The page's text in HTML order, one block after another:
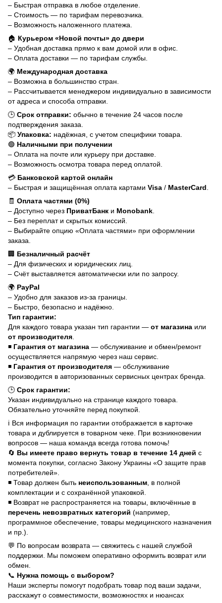
– Быстрая отправка в любое отделение.
– Стоимость — по тарифам перевозчика.
– Возможность наложенного платежа.
🏠 Курьером «Новой почты» до двери
– Удобная доставка прямо к вам домой или в офис.
– Оплата доставки — по тарифам службы.
🌍 Международная доставка
– Возможна в большинство стран.
– Рассчитывается менеджером индивидуально в зависимости
от адреса и способа отправки.
🕒 Срок отправки: обычно в течение 24 часов после
подтверждения заказа.
📦 Упаковка: надёжная, с учетом специфики товара.
🟢 Наличными при получении
– Оплата на почте или курьеру при доставке.
– Возможность осмотра товара перед оплатой.
💳 Банковской картой онлайн
– Быстрая и защищённая оплата картами Visa / MasterCard
🧾 Оплата частями (0%)
– Доступно через ПриватБанк и Monobank
– Без переплат и скрытых комиссий.
– Выбирайте опцию «Оплата частями» при оформлении
заказа.
🏢 Безналичный расчёт
– Для физических и юридических лиц.
– Счёт выставляется автоматически или по запросу.
🌍 PayPal
– Удобно для заказов из-за границы.
– Быстро, безопасно и надёжно.
Тип гарантии:
Для каждого товара указан тип гарантии — от магазина или
от производителя
◾ Гарантия от магазина — обслуживание и обмен/ремонт
осуществляется напрямую через наш сервис.
◾ Гарантия от производителя — обслуживание
производится в авторизованных сервисных центрах бренда.
🕒 Срок гарантии:
Указан индивидуально на странице каждого товара.
Обязательно уточняйте перед покупкой.
ℹ️ Вся информация по гарантии отображается в карточке
товара и дублируется в товарном чеке. При возникновении
вопросов — наша команда всегда готова помочь!
🔄 Вы имеете право вернуть товар в течение 14 дней с
момента покупки, согласно Закону Украины «О защите прав
потребителей».
◾ Товар должен быть неиспользованным , в полной
комплектации и с сохранённой упаковкой.
◾ Возврат не распространяется на товары, включённые в
перечень невозвратных категорий (например,
программное обеспечение, товары медицинского назначения
и пр.).
💬 По вопросам возврата — свяжитесь с нашей службой
поддержки. Мы поможем оперативно оформить возврат или
обмен.
📞 Нужна помощь с выбором?
Наши эксперты помогут подобрать товар под ваши задачи,
расскажут о совместимости, возможностях и нюансах